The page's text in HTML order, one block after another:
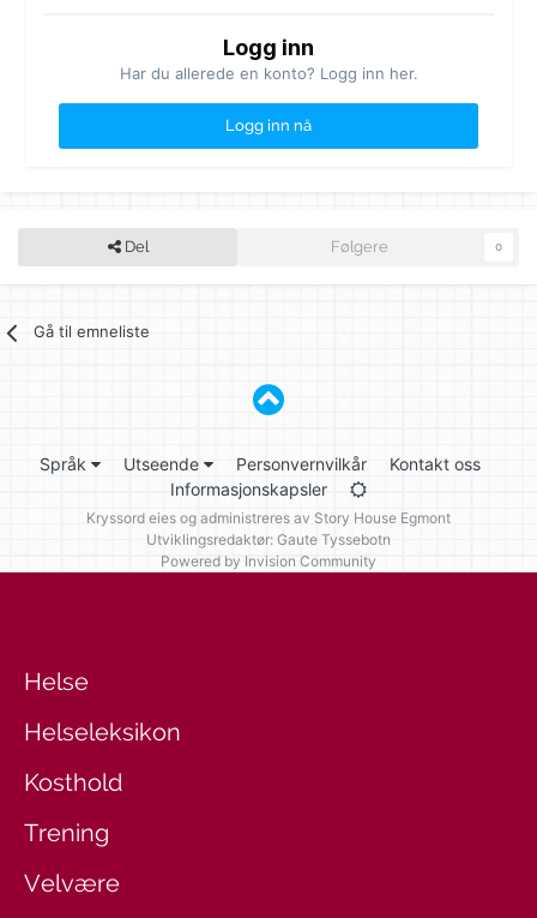
Logg inn
Har du allerede en konto? Logg inn her.
Logg inn nå
Del Følgere 0
Gå til emneliste
Språk Utseende Personvernvilkår
Kontakt oss
Informasjonskapsler
Kryssord eies og administreres av Story House Egmont
Utviklingsredaktør: Gaute Tyssebotn
Powered by Invision Community
Helse
Helseleksikon
Kosthold
Trening
Velvære